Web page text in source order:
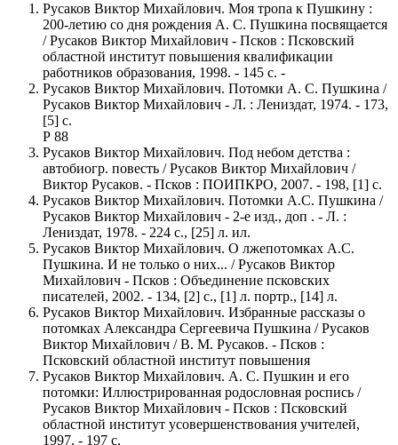
Русаков Виктор Михайлович. Моя тропа к Пушкину :
200-летию со дня рождения А. С. Пушкина посвящается
/ Русаков Виктор Михайлович - Псков : Псковский
областной институт повышения квалификации
работников образования, 1998. - 145 с. -
Русаков Виктор Михайлович. Потомки А. С. Пушкина /
Русаков Виктор Михайлович - Л. : Лениздат, 1974. - 173,
[5] с.
Р 88
Русаков Виктор Михайлович. Под небом детства :
автобиогр. повесть / Русаков Виктор Михайлович /
Виктор Русаков. - Псков : ПОИПКРО, 2007. - 198, [1] с.
Русаков Виктор Михайлович. Потомки А.С. Пушкина /
Русаков Виктор Михайлович - 2-е изд., доп . - Л. :
Лениздат, 1978. - 224 с., [25] л. ил.
Русаков Виктор Михайлович. О лжепотомках А.С.
Пушкина. И не только о них... / Русаков Виктор
Михайлович - Псков : Объединение псковских
писателей, 2002. - 134, [2] с., [1] л. портр., [14] л.
Русаков Виктор Михайлович. Избранные рассказы о
потомках Александра Сергеевича Пушкина / Русаков
Виктор Михайлович / В. М. Русаков. - Псков :
Псковский областной институт повышения
Русаков Виктор Михайлович. А. С. Пушкин и его
потомки: Иллюстрированная родословная роспись /
Русаков Виктор Михайлович - Псков : Псковский
областной институт усовершенствования учителей,
1997. - 197 с.